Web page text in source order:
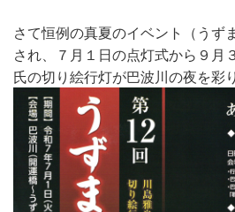
さて恒例の真夏のイベント（うず
され、７月１日の点灯式から９月
氏の切り絵行灯が巴波川の夜を彩